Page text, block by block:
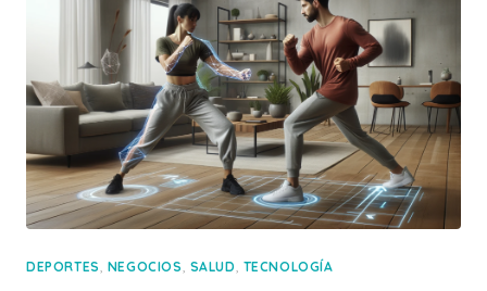
DEPORTES, NEGOCIOS, SALUD, TECNOLOGÍA